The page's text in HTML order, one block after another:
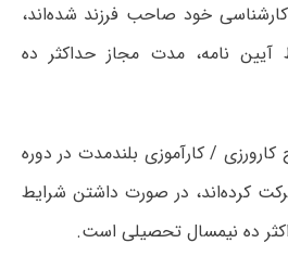
خود صاحب فرزند شده‌اند،
نامه، مدت مجاز حداکثر ده
/ کارآموزی بلندمدت در دوره
کرده‌اند، در صورت داشتن شرایط
ده نیمسال تحصیلی است.